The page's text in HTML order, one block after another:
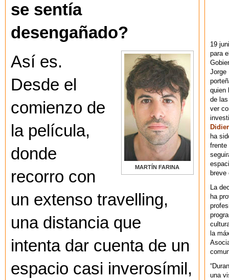
se sentía
desengañado?
MARTÍN FARINA
Así es.
Desde el
comienzo de
la película,
donde
recorro con
un extenso travelling,
una distancia que
intenta dar cuenta de un
espacio casi inverosímil,
19
para
Jorge
quien
de
ver
Didier
ha
frente
breve
La
ha
la
una